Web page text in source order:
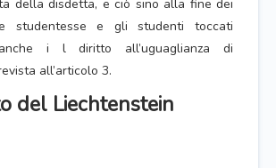
della disdetta, e ciò sino alla fine dei
studentesse e gli studenti toccati
i l diritto all’uguaglianza di
all’articolo 3.
del Liechtenstein